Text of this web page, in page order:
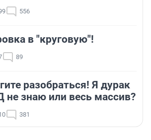
556
в "круговую"!
89
разобраться! Я дурак
не знаю или весь массив?
381